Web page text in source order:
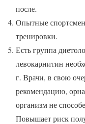
после.
Опытные
тренировки.
Есть группа
левокарнитин
г. Врачи, в свою
рекомендацию,
организм не
Повышает риск